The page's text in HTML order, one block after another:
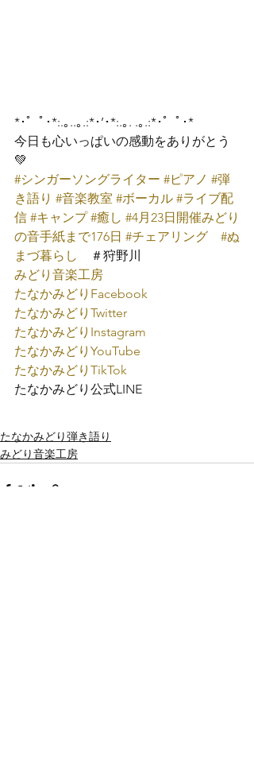
*･゜ﾟ･*:.｡..｡.:*･’･*:.｡. .｡.:*･゜ﾟ･*
今日も心いっぱいの感動をありがとう
💚
#シンガーソングライター #ピアノ #弾
き語り #音楽教室 #ボーカル #ライブ配
信 #キャンプ #癒し #4月23日開催みどり
の音手紙まで176日 #チェアリング
#ぬ
まづ暮らし
＃狩野川
みどり音楽工房
たなかみどり Facebook
たなかみどり Twitter
たなかみどり Instagram
たなかみどり YouTube
たなかみどり TikTok
たなかみどり公式LINE
たなかみどり弾き語り
みどり音楽工房